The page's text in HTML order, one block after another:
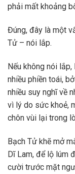
phải mất khoảng
Đúng, đây là một
Tử – nói lắp.
Nếu không nói
nhiều phiền toái,
nhiều suy nghĩ về
vì lý do sức khoẻ,
chôn vùi lại trong
Bạch Tử khẽ mở
Dĩ Lam, để lộ lúm
cười trước mặt